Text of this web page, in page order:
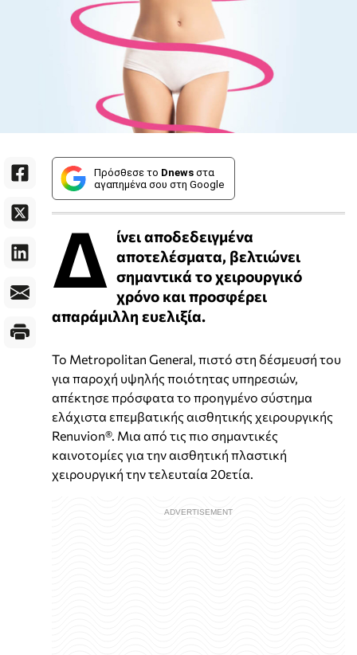
Πρόσθεσε το Dnews στα
αγαπημένα σου στη Google
Δ ίνει αποδεδειγμένα
αποτελέσματα, βελτιώνει
σημαντικά το χειρουργικό
χρόνο και προσφέρει
απαράμιλλη ευελιξία.
Το Metropolitan General, πιστό στη δέσμευσή του
για παροχή υψηλής ποιότητας υπηρεσιών,
απέκτησε πρόσφατα το προηγμένο σύστημα
ελάχιστα επεμβατικής αισθητικής χειρουργικής
Renuvion®. Μια από τις πιο σημαντικές
καινοτομίες για την αισθητική πλαστική
χειρουργική την τελευταία 20ετία.